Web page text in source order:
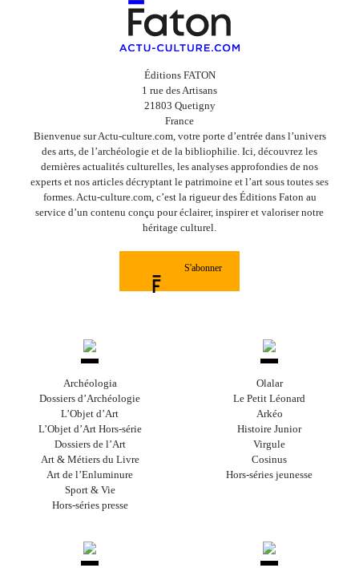
Éditions FATON
1 rue des Artisans
21803 Quetigny
France
Bienvenue sur Actu-culture.com, votre porte d’entrée dans l’univers
des arts, de l’archéologie et de la bibliophilie. Ici, découvrez les
dernières actualités culturelles, les analyses approfondies de nos
experts et nos articles décryptant le patrimoine et l’art sous toutes ses
formes. Actu-culture.com, c’est la rigueur des Éditions Faton au
service d’un contenu conçu pour éclairer, inspirer et valoriser notre
héritage culturel.
S'abonner
Archéologia
Dossiers d’Archéologie
L’Objet d’Art
L’Objet d’Art Hors-série
Dossiers de l’Art
Art & Métiers du Livre
Art de l’Enluminure
Sport & Vie
Hors-séries presse
Olalar
Le Petit Léonard
Arkéo
Histoire Junior
Virgule
Cosinus
Hors-séries jeunesse